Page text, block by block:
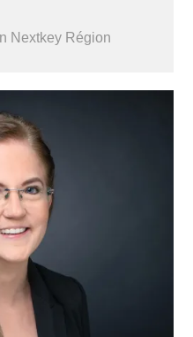
Nextkey Région